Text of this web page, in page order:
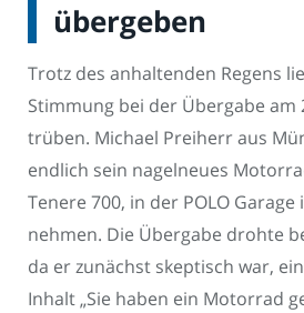
übergeben
Trotz des anhaltenden Regens
Stimmung bei der Übergabe am
trüben. Michael Preiherr aus
endlich sein nagelneues
Tenere 700, in der POLO Garage
nehmen. Die Übergabe drohte
da er zunächst skeptisch war,
Inhalt „Sie haben ein Motorrad